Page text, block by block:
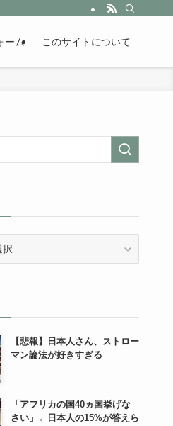
トです。
ーム このサイトについて
【悲報】日本人さん、ストロー
マン論法が好きすぎる
「アフリカの国40ヵ国挙げな
さい」←日本人の15%が答えら